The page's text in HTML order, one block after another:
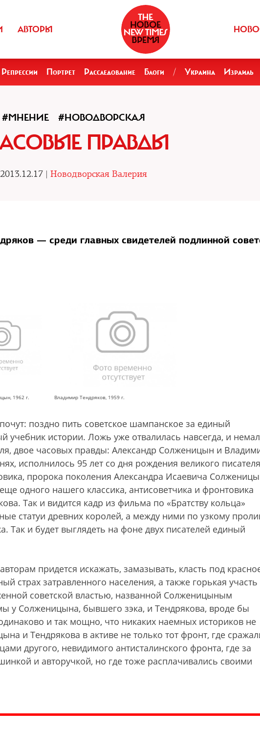
АВТОРЫ
Репрессии Портрет Расследование Блоги / Украина Израиль
#МНЕНИЕ #НОВОДВОРСКАЯ
ПРАВДЫ
2013.12.17 | Новодворская Валерия
— среди главных свидетелей подлинной
1962 г. Владимир Тендряков, 1959 г.
поздно пить советское шампанское за единый
учебник истории. Ложь уже отвалилась навсегда, и
двое часовых правды: Александр Солженицын и
исполнилось 95 лет со дня рождения великого
пророка поколения Александра Исаевича
одного нашего классика, антисоветчика и фронтовика
Так и видится кадр из фильма по «Братству кольца»
статуи древних королей, а между ними по узкому
Так и будет выглядеть на фоне двух писателей единый
придется искажать, замазывать, класть под
страх затравленного населения, а также горькая участь
советской властью, названной Солженицыным
у Солженицына, бывшего зэка, и Тендрякова, вроде бы
и так мощно, что никаких наемных историков не
и Тендрякова в активе не только тот фронт, где
другого, невидимого антисталинского фронта, где за
и авторучкой, но где тоже расплачивались своими